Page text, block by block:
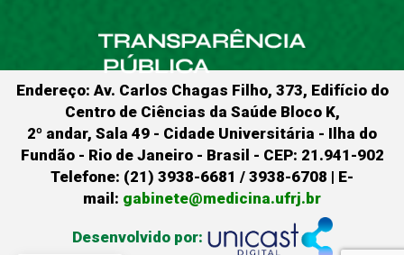
Endereço: Av. Carlos Chagas Filho, 373, Edifício do
Centro de Ciências da Saúde Bloco K,
2º andar, Sala 49 - Cidade Universitária - Ilha do
Fundão - Rio de Janeiro - Brasil - CEP: 21.941-902
Telefone: (21) 3938-6681 / 3938-6708 | E-
mail: gabinete@medicina.ufrj.br
Desenvolvido por: